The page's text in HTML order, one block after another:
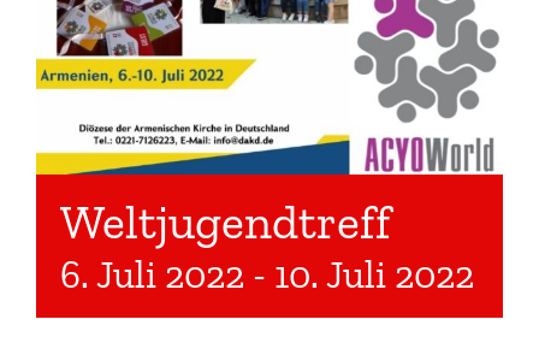
Weltjugendtreff
6. Juli 2022 - 10. Juli 2022